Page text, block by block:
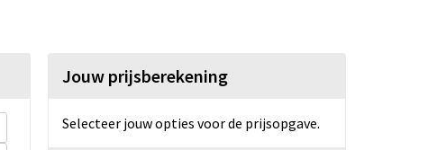
Jouw prijsberekening
Selecteer jouw opties voor de prijsopgave.